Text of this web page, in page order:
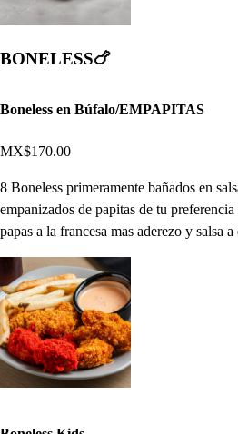
BONELESS🍗
Boneless en Búfalo/EMPAPITAS
MX$170.00
8 Boneless primeramente bañados en
empanizados de papitas de tu
papas a la francesa mas aderezo y salsa a